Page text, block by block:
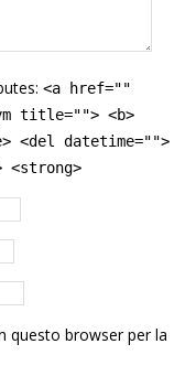
<a href=""
title=""> <b>
<del datetime="">
<strong>
questo browser per la